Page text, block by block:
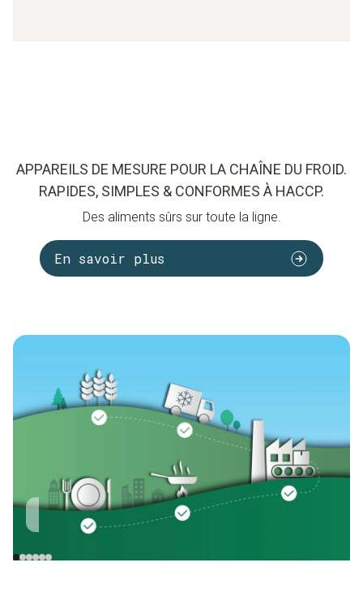
APPAREILS DE MESURE POUR LA CHAÎNE DU FROID.
RAPIDES, SIMPLES & CONFORMES À HACCP.
Des aliments sûrs sur toute la ligne.
En savoir plus
Cultivation Transport